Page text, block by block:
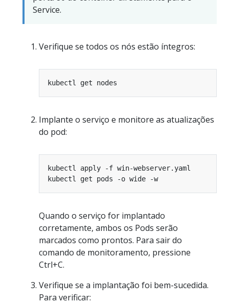
Service.
Verifique se todos os nós estão íntegros:
Implante o serviço e monitore as atualizações
do pod:
Quando o serviço for implantado
corretamente, ambos os Pods serão
marcados como prontos. Para sair do
comando de monitoramento, pressione
Ctrl+C.
Verifique se a implantação foi bem-sucedida.
Para verificar: